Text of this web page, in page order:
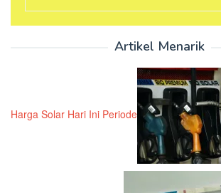
Artikel Menarik
Harga Solar Hari Ini Periode